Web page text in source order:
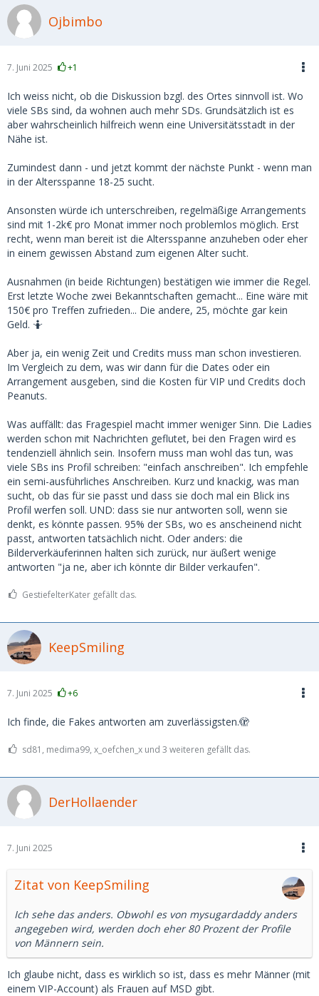
Ojbimbo
7. Juni 2025 +1
Ich weiss nicht, ob die Diskussion bzgl. des Ortes sinnvoll ist. Wo
viele SBs sind, da wohnen auch mehr SDs. Grundsätzlich ist es
aber wahrscheinlich hilfreich wenn eine Universitätsstadt in der
Nähe ist.
Zumindest dann - und jetzt kommt der nächste Punkt - wenn man
in der Altersspanne 18-25 sucht.
Ansonsten würde ich unterschreiben, regelmäßige Arrangements
sind mit 1-2k€ pro Monat immer noch problemlos möglich. Erst
recht, wenn man bereit ist die Altersspanne anzuheben oder eher
in einem gewissen Abstand zum eigenen Alter sucht.
Ausnahmen (in beide Richtungen) bestätigen wie immer die Regel.
Erst letzte Woche zwei Bekanntschaften gemacht... Eine wäre mit
150€ pro Treffen zufrieden... Die andere, 25, möchte gar kein
Geld. 🤷
Aber ja, ein wenig Zeit und Credits muss man schon investieren.
Im Vergleich zu dem, was wir dann für die Dates oder ein
Arrangement ausgeben, sind die Kosten für VIP und Credits doch
Peanuts.
Was auffällt: das Fragespiel macht immer weniger Sinn. Die Ladies
werden schon mit Nachrichten geflutet, bei den Fragen wird es
tendenziell ähnlich sein. Insofern muss man wohl das tun, was
viele SBs ins Profil schreiben: "einfach anschreiben". Ich empfehle
ein semi-ausführliches Anschreiben. Kurz und knackig, was man
sucht, ob das für sie passt und dass sie doch mal ein Blick ins
Profil werfen soll. UND: dass sie nur antworten soll, wenn sie
denkt, es könnte passen. 95% der SBs, wo es anscheinend nicht
passt, antworten tatsächlich nicht. Oder anders: die
Bilderverkäuferinnen halten sich zurück, nur äußert wenige
antworten "ja ne, aber ich könnte dir Bilder verkaufen".
GestiefelterKater gefällt das.
KeepSmiling
7. Juni 2025 +6
Ich finde, die Fakes antworten am zuverlässigsten.🫣
sd81, medima99, x_oefchen_x und 3 weiteren gefällt das.
DerHollaender
7. Juni 2025
Zitat von KeepSmiling
Ich sehe das anders. Obwohl es von mysugardaddy anders
angegeben wird, werden doch eher 80 Prozent der Profile
von Männern sein.
Ich glaube nicht, dass es wirklich so ist, dass es mehr Männer (mit
einem VIP-Account) als Frauen auf MSD gibt.